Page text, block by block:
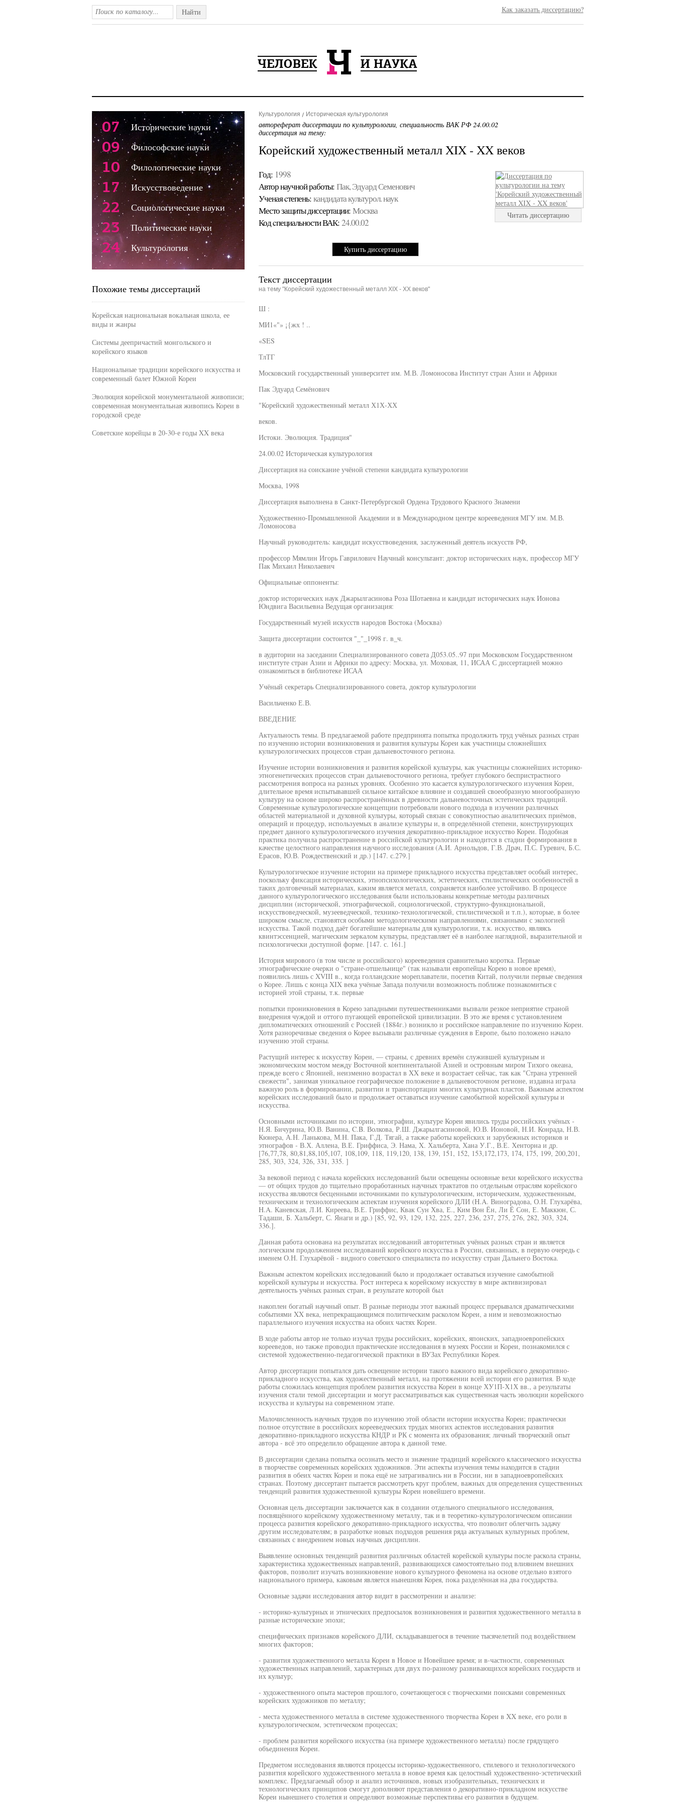
Найти Как заказать диссертацию?
Культурология Историческая культурология
автореферат диссертации по культурологии, специальность ВАК РФ 24.00.02
диссертация на тему:
Корейский художественный металл XIX - XX веков
Год: 1998
Автор научной работы: Пак, Эдуард Семенович
Ученая cтепень: кандидата культурол. наук
Место защиты диссертации: Москва
Код cпециальности ВАК: 24.00.02
Купить диссертацию
Читать диссертацию
Текст диссертации
на тему "Корейский художественный металл XIX - XX веков"
Ш :
МИ1«"» ¡{жх ! ..
«SES
ТлТГ
Московский государственный университет им. М.В. Ломоносова Институт стран Азии и Африки
Пак Эдуард Семёнович
"Корейский художественный металл Х1Х-ХХ
веков.
Истоки. Эволюция. Традиция"
24.00.02 Историческая культурология
Диссертация на соискание учёной степени кандидата культурологии
Москва, 1998
Диссертация выполнена в Санкт-Петербургской Ордена Трудового Красного Знамени
Художественно-Промышленной Академии и в Международном центре корееведения МГУ им. М.В.
Ломоносова
Научный руководитель: кандидат искусствоведения, заслуженный деятель искусств РФ,
профессор Мямлин Игорь Гаврилович Научный консультант: доктор исторических наук, профессор МГУ
Пак Михаил Николаевич
Официальные оппоненты:
доктор исторических наук Джарылгасинова Роза Шотаевна и кандидат исторических наук Ионова
Юндвига Васильевна Ведущая организация:
Государственный музей искусств народов Востока (Москва)
Защита диссертации состоится "_"_1998 г. в_ч.
в аудитории на заседании Специализированного совета Д053.05..97 при Московском Государственном
институте стран Азии и Африки по адресу: Москва, ул. Моховая, 11, ИСАА С диссертацией можно
ознакомиться в библиотеке ИСАА
Учёный секретарь Специализированного совета, доктор культурологии
Васильченко Е.В.
ВВЕДЕНИЕ
Актуальность темы. В предлагаемой работе предпринята попытка продолжить труд учёных разных стран
по изучению истории возникновения и развития культуры Кореи как участницы сложнейших
культурологических процессов стран дальневосточного региона.
Изучение истории возникновения и развития корейской культуры, как участницы сложнейших историко-
этногенетических процессов стран дальневосточного региона, требует глубокого беспристрастного
рассмотрения вопроса на разных уровнях. Особенно это касается культурологического изучения Кореи,
длительное время испытывавшей сильное китайское влияние и создавшей своеобразную многообразную
культуру на основе широко распространённых в древности дальневосточных эстетических традиций.
Современные культурологические концепции потребовали нового подхода в изучении различных
областей материальной и духовной культуры, который связан с совокупностью аналитических приёмов,
операций и процедур, используемых в анализе культуры и, в определённой степени, конструирующих
предмет данного культурологического изучения декоративно-прикладное искусство Кореи. Подобная
практика получила распространение в российской культурологии и находится в стадии формирования в
качестве целостного направления научного исследования (А.И. Арнольдов, Г.В. Драч, П.С. Гуревич, Б.С.
Ерасов, Ю.В. Рождественский и др.) [147. с.279.]
Культурологическое изучение истории на примере прикладного искусства представляет особый интерес,
поскольку фиксация исторических, этнопсихологических, эстетических, стилистических особенностей в
таких долговечный материалах, каким является металл, сохраняется наиболее устойчиво. В процессе
данного культурологического исследования были использованы конкретные методы различных
дисциплин (исторической, этнографической, социологической, структурно-функциональной,
искусствоведческой, музееведческой, технико-технологической, стилистической и т.п.), которые, в более
широком смысле, становятся особыми методологическими направлениями, связанными с экологией
искусства. Такой подход даёт богатейшие материалы для культурологии, т.к. искусство, являясь
квинтэссенцией, магическим зеркалом культуры, представляет её в наиболее наглядной, выразительной и
психологически доступной форме. [147. с. 161.]
История мирового (в том числе и российского) корееведения сравнительно коротка. Первые
этнографические очерки о "стране-отшельнице" (так называли европейцы Корею в новое время),
появились лишь с XVIII в., когда голландские мореплаватели, посетив Китай, получили первые сведения
о Корее. Лишь с конца XIX века учёные Запада получили возможность поближе познакомиться с
историей этой страны, т.к. первые
попытки проникновения в Корею западными путешественниками вызвали резкое неприятие страной
внедрения чуждой и оттого пугающей европейской цивилизации. В это же время с установлением
дипломатических отношений с Россией (1884г.) возникло и российское направление по изучению Кореи.
Хотя разноречивые сведения о Корее вызывали различные суждения в Европе, было положено начало
изучению этой страны.
Растущий интерес к искусству Кореи, — страны, с древних времён служившей культурным и
экономическим мостом между Восточной континентальной Азией и островным миром Тихого океана,
прежде всего с Японией, неизменно возрастал в XX веке и возрастает сейчас, так как "Страна утренней
свежести", занимая уникальное географическое положение в дальневосточном регионе, издавна играла
важную роль в формировании, развитии и транспортации многих культурных пластов. Важным аспектом
корейских исследований было и продолжает оставаться изучение самобытной корейской культуры и
искусства.
Основными источниками по истории, этнографии, культуре Кореи явились труды российских учёных -
Н.Я. Бичурина, Ю.В. Ванина, C.B. Волкова, Р.Ш. Джарылгасиновой, Ю.В. Ионовой, Н.И. Конрада, Н.В.
Кюнера, А.Н. Ланькова, М.Н. Пака, Г.Д. Тягай, а также работы корейских и зарубежных историков и
этнографов - В.Х. Аллена, В.Е. Гриффиса, Э. Нама, X. Хальберта, Хана У.Г., В.Е. Хенторна и др.
[76,77,78, 80,81,88,105,107, 108,109, 118, 119,120, 138, 139, 151, 152, 153,172,173, 174, 175, 199, 200,201,
285, 303, 324, 326, 331, 335. ]
За вековой период с начала корейских исследований были освещены основные вехи корейского искусства
— от общих трудов до тщательно проработанных научных трактатов по отдельным отраслям корейского
искусства являются бесценными источниками по культурологическим, историческим, художественным,
техническим и технологическим аспектам изучения корейского ДЛИ (H.A. Виноградова, О.Н. Глухарёва,
H.A. Каневская, Л.И. Киреева, В.Е. Гриффис, Квак Сун Хва, Е., Ким Вон Ён, Ли Ё Сон, Е. Маккюн, С.
Тадаши, Б. Хальберт, С. Янаги и др.) [85, 92, 93, 129, 132, 225, 227, 236, 237, 275, 276, 282, 303, 324,
336.].
Данная работа основана на результатах исследований авторитетных учёных разных стран и является
логическим продолжением исследований корейского искусства в России, связанных, в первую очередь с
именем О.Н. Глухарёвой - видного советского специалиста по искусству стран Дальнего Востока.
Важным аспектом корейских исследований было и продолжает оставаться изучение самобытной
корейской культуры и искусства. Рост интереса к корейскому искусству в мире активизировал
деятельность учёных разных стран, в результате которой был
накоплен богатый научный опыт. В разные периоды этот важный процесс прерывался драматическими
событиями XX века, непрекращающимся политическим расколом Кореи, а ним и невозможностью
параллельного изучения искусства на обоих частях Кореи.
В ходе работы автор не только изучал труды российских, корейских, японских, западноевропейских
корееведов, но также проводил практические исследования в музеях России и Кореи, познакомился с
системой художественно-педагогической практики в ВУЗах Республики Корея.
Автор диссертации попытался дать освещение истории такого важного вида корейского декоративно-
прикладного искусства, как художественный металл, на протяжении всей истории его развития. В ходе
работы сложилась концепция проблем развития искусства Кореи в конце ХУ1П-Х1Х вв., а результаты
изучения стали темой диссертации и могут рассматриваться как существенная часть эволюции корейского
искусства и культуры на современном этапе.
Малочисленность научных трудов по изучению этой области истории искусства Кореи; практически
полное отсутствие в российских корееведческих трудах многих аспектов исследования развития
декоративно-прикладного искусства КНДР и РК с момента их образования; личный творческий опыт
автора - всё это определило обращение автора к данной теме.
В диссертации сделана попытка осознать место и значение традиций корейского классического искусства
в творчестве современных корейских художников. Эти аспекты изучения темы находится в стадии
развития в обеих частях Кореи и пока ещё не затрагивались ни в России, ни в западноевропейских
странах. Поэтому диссертант пытается рассмотреть круг проблем, важных для определения существенных
тенденций развития художественной культуры Кореи новейшего времени.
Основная цель диссертации заключается как в создании отдельного специального исследования,
посвящённого корейскому художественному металлу, так и в теоретико-культурологическом описании
процесса развития корейского декоративно-прикладного искусства, что позволит облегчить задачу
другим исследователям; в разработке новых подходов решения ряда актуальных культурных проблем,
связанных с внедрением новых научных дисциплин.
Выявление основных тенденций развития различных областей корейской культуры после раскола страны,
характеристика художественных направлений, развивающихся самостоятельно под влиянием внешних
факторов, позволит изучать возникновение нового культурного феномена на основе отдельно взятого
национального примера, каковым является нынешняя Корея, пока разделённая на два государства.
Основные задачи исследования автор видит в рассмотрении и анализе:
- историко-культурных и этнических предпосылок возникновения и развития художественного металла в
разные исторические эпохи;
специфических признаков корейского ДЛИ, складывавшегося в течение тысячелетий под воздействием
многих факторов;
- развития художественного металла Кореи в Новое и Новейшее время; и в-частности, современных
художественных направлений, характерных для двух по-разному развивающихся корейских государств и
их культур;
- художественного опыта мастеров прошлого, сочетающегося с творческими поисками современных
корейских художников по металлу;
- места художественного металла в системе художественного творчества Кореи в XX веке, его роли в
культурологическом, эстетическом процессах;
- проблем развития корейского искусства (на примере художественного металла) после грядущего
объединения Кореи.
Предметом исследования являются процессы историко-художественного, стилевого и технологического
развития корейского художественного металла в новое время как целостный художественно-эстетический
комплекс. Предлагаемый обзор и анализ источников, новых изобразительных, технических и
технологических принципов смогут дополняют представления о декоративно-прикладном искусстве
Кореи нынешнего столетия и определяют возможные перспективы его развития в будущем.
07 Исторические науки
09 Философские науки
10 Филологические науки
17 Искусствоведение
22 Социологические науки
23 Политические науки
24 Культурология
Похожие темы диссертаций
Корейская национальная вокальная школа, ее
виды и жанры
Системы деепричастий монгольского и
корейского языков
Национальные традиции корейского искусства и
современный балет Южной Кореи
Эволюция корейской монументальной живописи;
современная монументальная живопись Кореи в
городской среде
Советские корейцы в 20-30-е годы XX века